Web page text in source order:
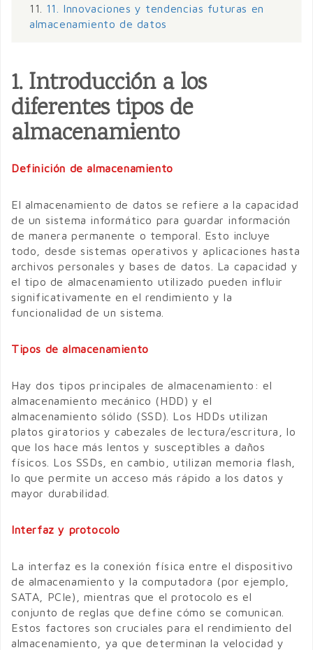
11.
11. Innovaciones y tendencias futuras en
almacenamiento de datos
1. Introducción a los
diferentes tipos de
almacenamiento
Definición de almacenamiento
El almacenamiento de datos se refiere a la capacidad
de un sistema informático para guardar información
de manera permanente o temporal. Esto incluye
todo, desde sistemas operativos y aplicaciones hasta
archivos personales y bases de datos. La capacidad y
el tipo de almacenamiento utilizado pueden influir
significativamente en el rendimiento y la
funcionalidad de un sistema.
Tipos de almacenamiento
Hay dos tipos principales de almacenamiento: el
almacenamiento mecánico (HDD) y el
almacenamiento sólido (SSD). Los HDDs utilizan
platos giratorios y cabezales de lectura/escritura, lo
que los hace más lentos y susceptibles a daños
físicos. Los SSDs, en cambio, utilizan memoria flash,
lo que permite un acceso más rápido a los datos y
mayor durabilidad.
Interfaz y protocolo
La interfaz es la conexión física entre el dispositivo
de almacenamiento y la computadora (por ejemplo,
SATA, PCIe), mientras que el protocolo es el
conjunto de reglas que define cómo se comunican.
Estos factores son cruciales para el rendimiento del
almacenamiento, ya que determinan la velocidad y